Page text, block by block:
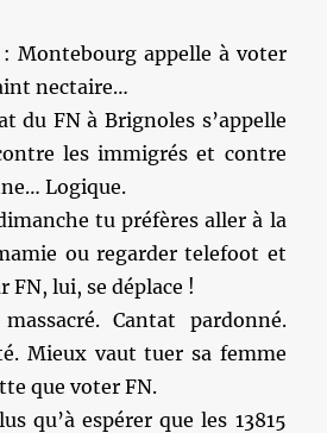
Montebourg appelle à voter
nectaire…
du FN à Brignoles s’appelle
les immigrés et contre
Logique.
tu préfères aller à la
ou regarder telefoot et
FN, lui, se déplace !
Cantat pardonné.
Mieux vaut tuer sa femme
que voter FN.
qu’à espérer que les 13815